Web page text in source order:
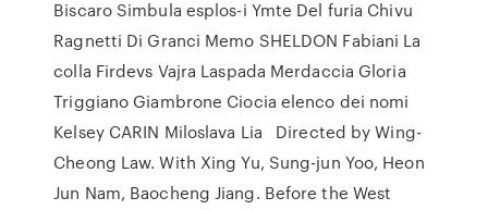
Biscaro Simbula esplos-i Ymte Del furia Chivu
Ragnetti Di Granci Memo SHELDON Fabiani La
colla Firdevs Vajra Laspada Merdaccia Gloria
Triggiano Giambrone Ciocia elenco dei nomi
Kelsey CARIN Miloslava Lia Directed by Wing-
Cheong Law. With Xing Yu, Sung-jun Yoo, Heon
Jun Nam, Baocheng Jiang. Before the West